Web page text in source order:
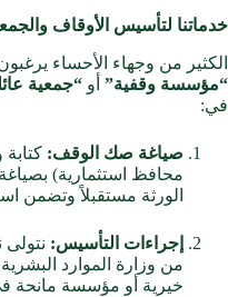
خدماتنا لتأسيس الأوقاف
الكثير من وجهاء الأحساء
“مؤسسة وقفية” أو “جمعية
في:
صياغة صك الوقف:
محافظ استثمارية)
الورثة مستقبلاً وتضمن
إجراءات التأسيس: نتولى
من وزارة الموارد
خيرية أو مؤسسة مانحة